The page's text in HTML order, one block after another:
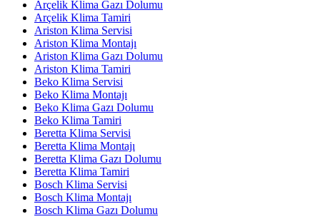
Arçelik Klima Gazı Dolumu
Arçelik Klima Tamiri
Ariston Klima Servisi
Ariston Klima Montajı
Ariston Klima Gazı Dolumu
Ariston Klima Tamiri
Beko Klima Servisi
Beko Klima Montajı
Beko Klima Gazı Dolumu
Beko Klima Tamiri
Beretta Klima Servisi
Beretta Klima Montajı
Beretta Klima Gazı Dolumu
Beretta Klima Tamiri
Bosch Klima Servisi
Bosch Klima Montajı
Bosch Klima Gazı Dolumu